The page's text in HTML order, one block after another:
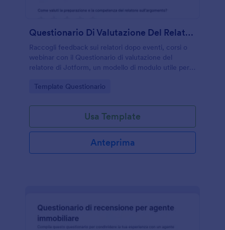
Questionario Di Valutazione Del Relatore
Raccogli feedback sui relatori dopo eventi, corsi o
webinar con il Questionario di valutazione del
relatore di Jotform, un modello di modulo utile per
presentazioni.
Go to Category:
Template Questionario
Usa Template
Anteprima